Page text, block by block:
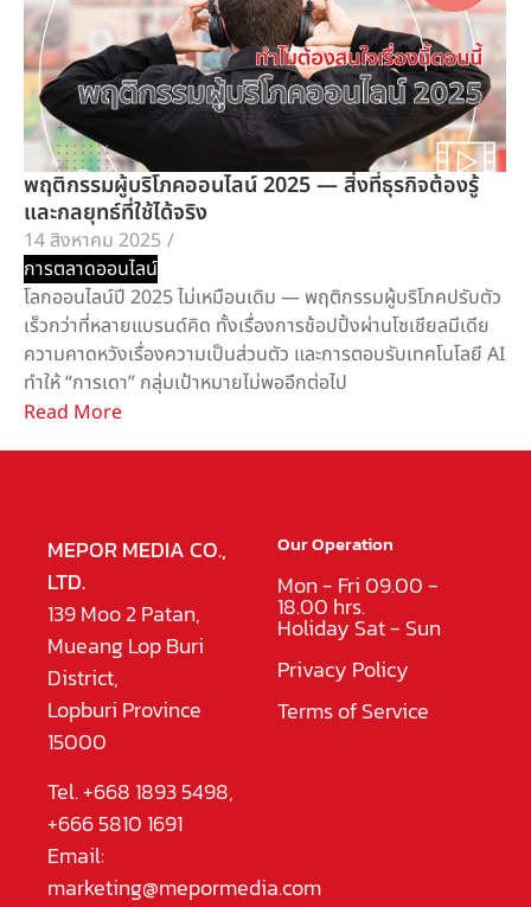
พฤติกรรมผู้บริโภคออนไลน์ 2025 — สิ่งที่ธุรกิจต้องรู้
และกลยุทธ์ที่ใช้ได้จริง
14 สิงหาคม 2025 /
การตลาดออนไลน์
โลกออนไลน์ปี 2025 ไม่เหมือนเดิม — พฤติกรรมผู้บริโภคปรับตัว
เร็วกว่าที่หลายแบรนด์คิด ทั้งเรื่องการช้อปปิ้งผ่านโซเชียลมีเดีย
ความคาดหวังเรื่องความเป็นส่วนตัว และการตอบรับเทคโนโลยี AI
ทำให้ “การเดา” กลุ่มเป้าหมายไม่พออีกต่อไป
Read More
MEPOR MEDIA CO.,
LTD.
139 Moo 2 Patan,
Mueang Lop Buri
District,
Lopburi Province
15000
Tel. +668 1893 5498,
+666 5810 1691
Email:
marketing@mepormedia.com
Our Operation
Mon - Fri 09.00 -
18.00 hrs.
Holiday Sat - Sun
Privacy Policy
Terms of Service